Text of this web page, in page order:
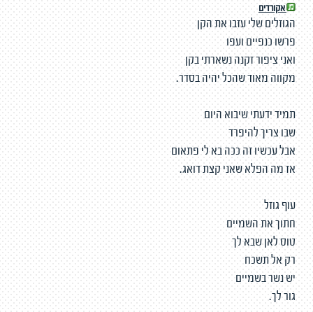
אקורדים
הגוזלים שלי עזבו את הקן
פרשו כנפיים ועפו
ואני ציפור זקנה נשארתי בקן
מקווה מאוד שהכל יהיה בסדר.
תמיד ידעתי שיבוא היום
שבו צריך להיפרד
אבל עכשיו זה ככה בא לי פתאום
אז מה הפלא שאני קצת דואג.
עוף גוזל
חתוך את השמיים
טוס לאן שבא לך
רק אל תשכח
יש נשר בשמיים
גור לך.